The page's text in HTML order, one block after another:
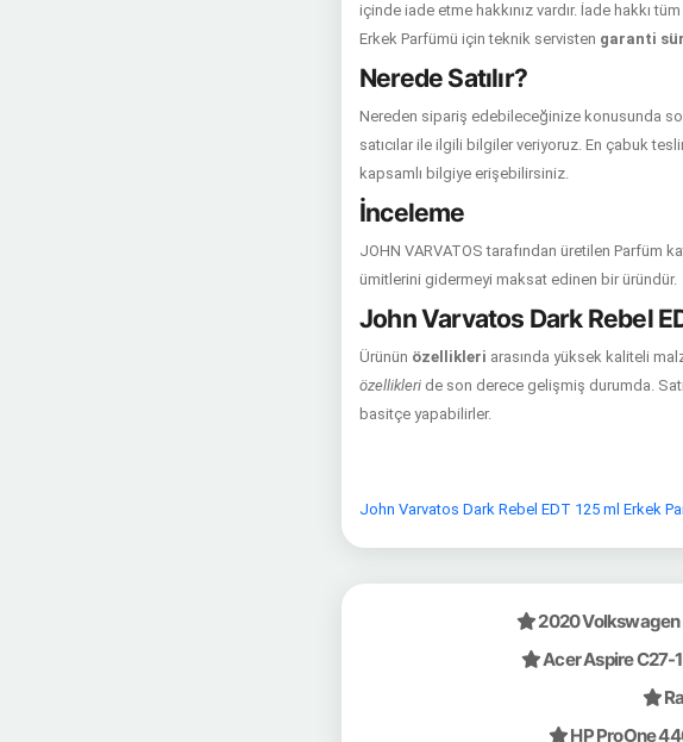
içinde iade etme hakkınız vardır. İade hakkı
Erkek Parfümü için teknik servisten garanti
Nerede Satılır?
Nereden sipariş edebileceğinize konusunda
satıcılar ile ilgili bilgiler veriyoruz. En çabuk
kapsamlı bilgiye erişebilirsiniz.
İnceleme
JOHN VARVATOS tarafından üretilen Parfüm
ümitlerini gidermeyi maksat edinen bir üründür.
John Varvatos Dark Rebel
Ürünün özellikleri arasında yüksek kaliteli
özellikleri de son derece gelişmiş durumda.
basitçe yapabilirler.
John Varvatos Dark Rebel EDT 125 ml Erkek
2020 Volkswagen
Acer Aspire C27-
HP ProOne